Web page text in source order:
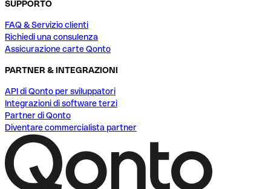
SUPPORTO
FAQ & Servizio clienti
Richiedi una consulenza
Assicurazione carte Qonto
PARTNER & INTEGRAZIONI
API di Qonto per sviluppatori
Integrazioni di software terzi
Partner di Qonto
Diventare commercialista partner